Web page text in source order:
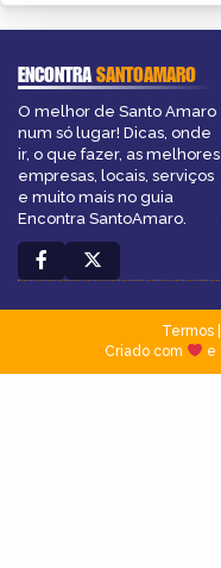
ENCONTRASANTOAMARO
O melhor de Santo Amaro
num só lugar! Dicas, onde
ir, o que fazer, as melhores
empresas, locais, serviços
e muito mais no guia
Encontra SantoAmaro.
Termos|
Criado com
e